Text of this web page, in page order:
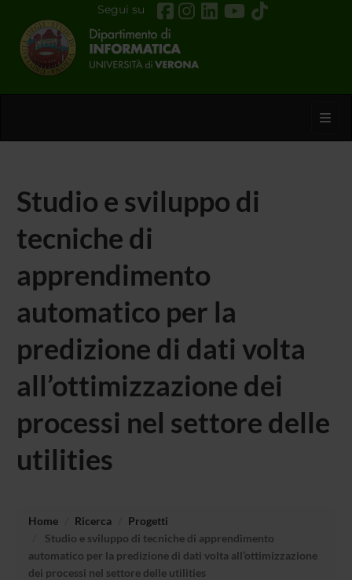
Segui su
Studio e sviluppo di
tecniche di
apprendimento
automatico per la
predizione di dati volta
all’ottimizzazione dei
processi nel settore delle
utilities
Home Ricerca
Progetti
Studio e sviluppo di tecniche di apprendimento
automatico per la predizione di dati volta all’ottimizzazione
dei processi nel settore delle utilities